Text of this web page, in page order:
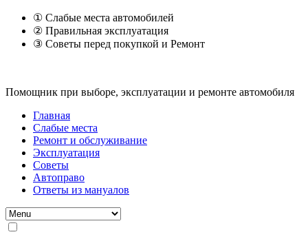
① Слабые места автомобилей
② Правильная эксплуатация
③ Советы перед покупкой и Ремонт
Помощник при выборе, эксплуатации и ремонте автомобиля
Главная
Слабые места
Ремонт и обслуживание
Эксплуатация
Советы
Автоправо
Ответы из мануалов